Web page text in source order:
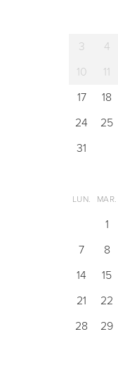
3
4
10
11
17
18
24
25
31
LUN. MAR.
1
7
8
14
15
21
22
28
29